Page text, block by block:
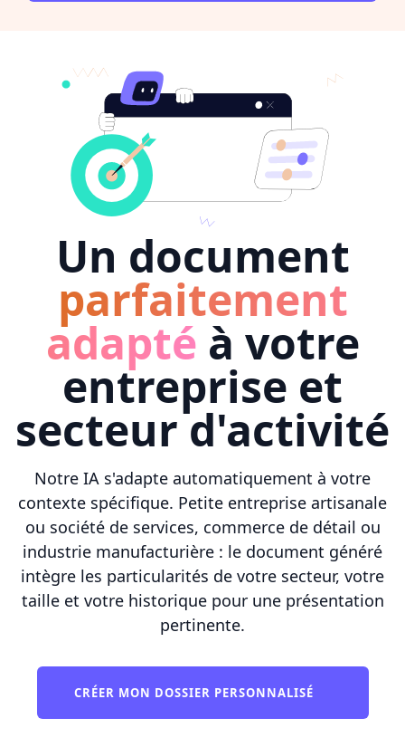
Un document
parfaitement
adapté à votre
entreprise et
secteur d'activité
Notre IA s'adapte automatiquement à votre
contexte spécifique. Petite entreprise artisanale
ou société de services, commerce de détail ou
industrie manufacturière : le document généré
intègre les particularités de votre secteur, votre
taille et votre historique pour une présentation
pertinente.
CRÉER MON DOSSIER PERSONNALISÉ